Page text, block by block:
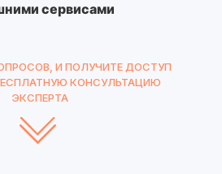
И ПОЛУЧИТЕ ДОСТУП
КОНСУЛЬТАЦИЮ
ЭКСПЕРТА
сервисами